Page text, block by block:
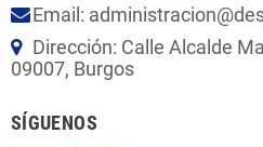
Email:
Dirección: Calle Alcalde
09007, Burgos
SÍGUENOS